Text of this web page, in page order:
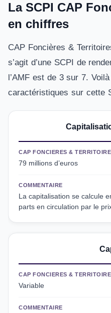
La SCPI CAP
en chiffres
CAP Foncières &
s’agit d’une SCPI de
l’AMF est de 3 sur 7.
caractéristiques sur cette
CAP FONCIERES &
79 millions d’euros
COMMENTAIRE
La capitalisation se calcule
parts en circulation par le
CAP FONCIERES &
Variable
COMMENTAIRE